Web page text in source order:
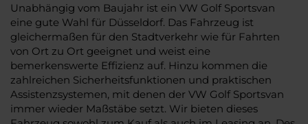
Unabhängig vom Baujahr ist ein VW Golf Sportsvan
eine gute Wahl für Düsseldorf. Das Fahrzeug ist
gleichermaßen für den Stadtverkehr wie für Fahrten
von Ort zu Ort geeignet und weist eine
bemerkenswerte Effizienz auf. Hinzu kommen die
zahlreichen Sicherheitsfunktionen und praktischen
Assistenzsystemen, mit denen der VW Golf Sportsvan
immer wieder Maßstäbe setzt. Wir bieten dieses